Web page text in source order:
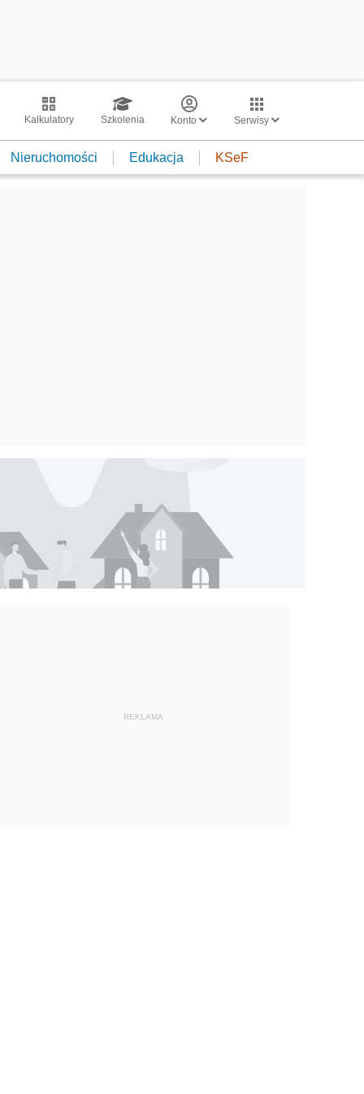
Kalkulatory Szkolenia Konto Serwisy
Nieruchomości Edukacja KSeF
REKLAMA